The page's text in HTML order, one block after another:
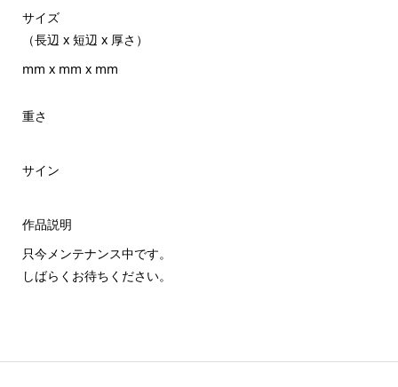
サイズ
（長辺 x 短辺 x 厚さ）
mm x mm x mm
重さ
サイン
作品説明
只今メンテナンス中です。
しばらくお待ちください。